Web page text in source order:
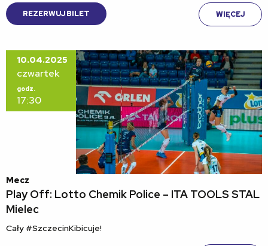
REZERWUJ BILET WIĘCEJ
10.04.2025
czwartek
godz.
17:30
Mecz
Play Off: Lotto Chemik Police – ITA TOOLS STAL
Mielec
Cały #SzczecinKibicuje!